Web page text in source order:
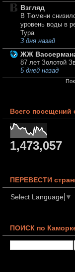
Взгляд
В Тюмени
уровень воды в
Тура
3 дня назад
ЖЖ
87 лет Золотой
5 дней назад
Всего посещений
1,473,057
ПЕРЕВЕСТИ
Select Language ▼
ПОИСК по